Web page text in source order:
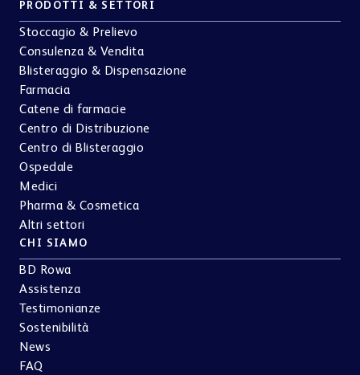
PRODOTTI & SETTORI
Stoccagio & Prelievo
Consulenza & Vendita
Blisteraggio & Dispensazione
Farmacia
Catene di farmacie
Centro di Distribuzione
Centro di Blisteraggio
Ospedale
Medici
Pharma & Cosmetica
Altri settori
CHI SIAMO
BD Rowa
Assistenza
Testimonianze
Sostenibilità
News
FAQ